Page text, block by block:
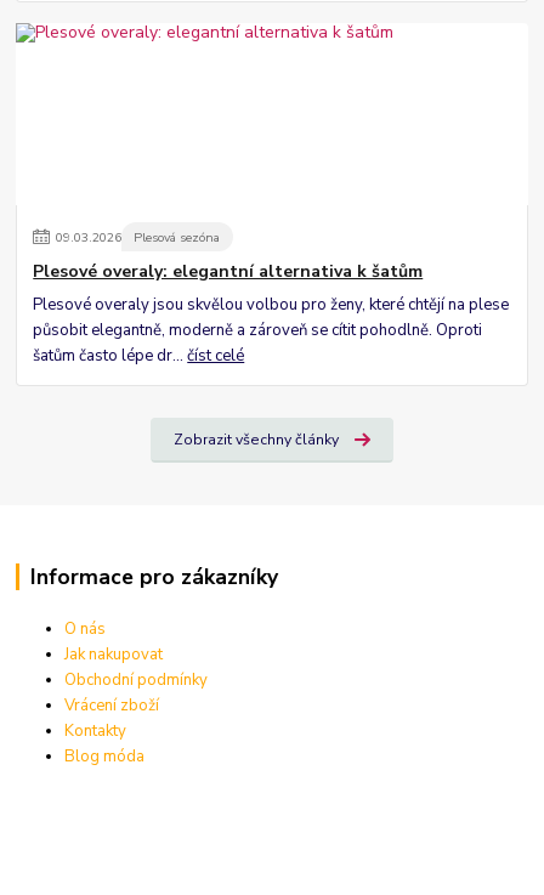
09.03.2026 Plesová sezóna
Plesové overaly: elegantní alternativa k šatům
Plesové overaly jsou skvělou volbou pro ženy, které chtějí na plese
působit elegantně, moderně a zároveň se cítit pohodlně. Oproti
šatům často lépe dr...číst celé
Zobrazit všechny články
Informace pro zákazníky
O nás
Jak nakupovat
Obchodní podmínky
Vrácení zboží
Kontakty
Blog móda